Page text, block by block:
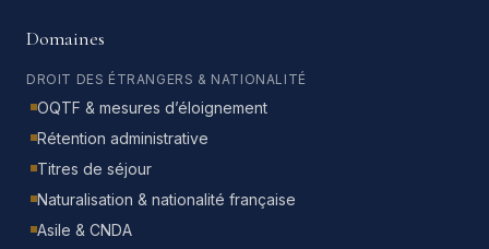
Domaines
DROIT DES ÉTRANGERS & NATIONALITÉ
OQTF & mesures d’éloignement
Rétention administrative
Titres de séjour
Naturalisation & nationalité française
Asile & CNDA